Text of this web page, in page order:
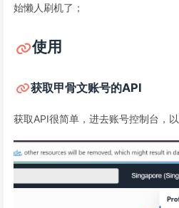
始懒人刷机了；
使用
获取甲骨文账号的API
获取API很简单，进去账号控制台，